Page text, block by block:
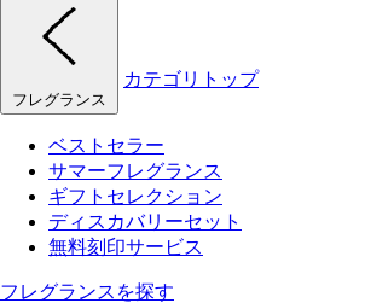
フレグランス
カテゴリトップ
ベストセラー
サマーフレグランス
ギフトセレクション
ディスカバリーセット
無料刻印サービス
フレグランスを探す